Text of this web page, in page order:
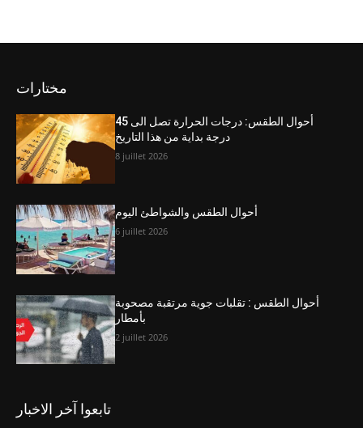
مختارات
أحوال الطقس: درجات الحرارة تصل الى 45
درجة بداية من هذا التاريخ
8 juillet 2026
أحوال الطقس والشواطئ اليوم
6 juillet 2026
أحوال الطقس : تقلبات جوية مرتقبة مصحوبة
بأمطار
2 juillet 2026
تابعوا آخر الاخبار